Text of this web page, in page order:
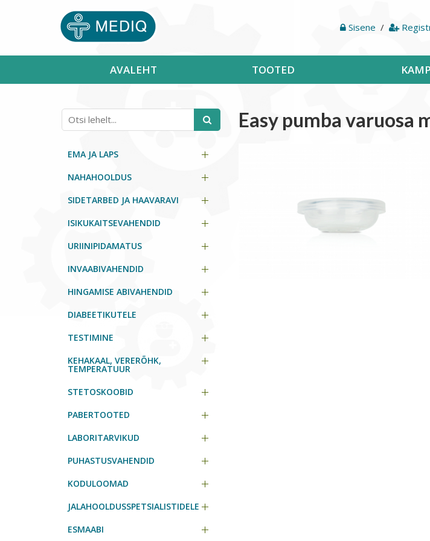
Sisene /
AVALEHT TOOTED
EMA JA LAPS
NAHAHOOLDUS
SIDETARBED JA HAAVARAVI
ISIKUKAITSEVAHENDID
URIINIPIDAMATUS
INVAABIVAHENDID
HINGAMISE ABIVAHENDID
DIABEETIKUTELE
TESTIMINE
KEHAKAAL, VERERÕHK,
TEMPERATUUR
STETOSKOOBID
PABERTOOTED
LABORITARVIKUD
PUHASTUSVAHENDID
KODULOOMAD
JALAHOOLDUSSPETSIALISTIDELE
ESMAABI
Easy pumba varuosa